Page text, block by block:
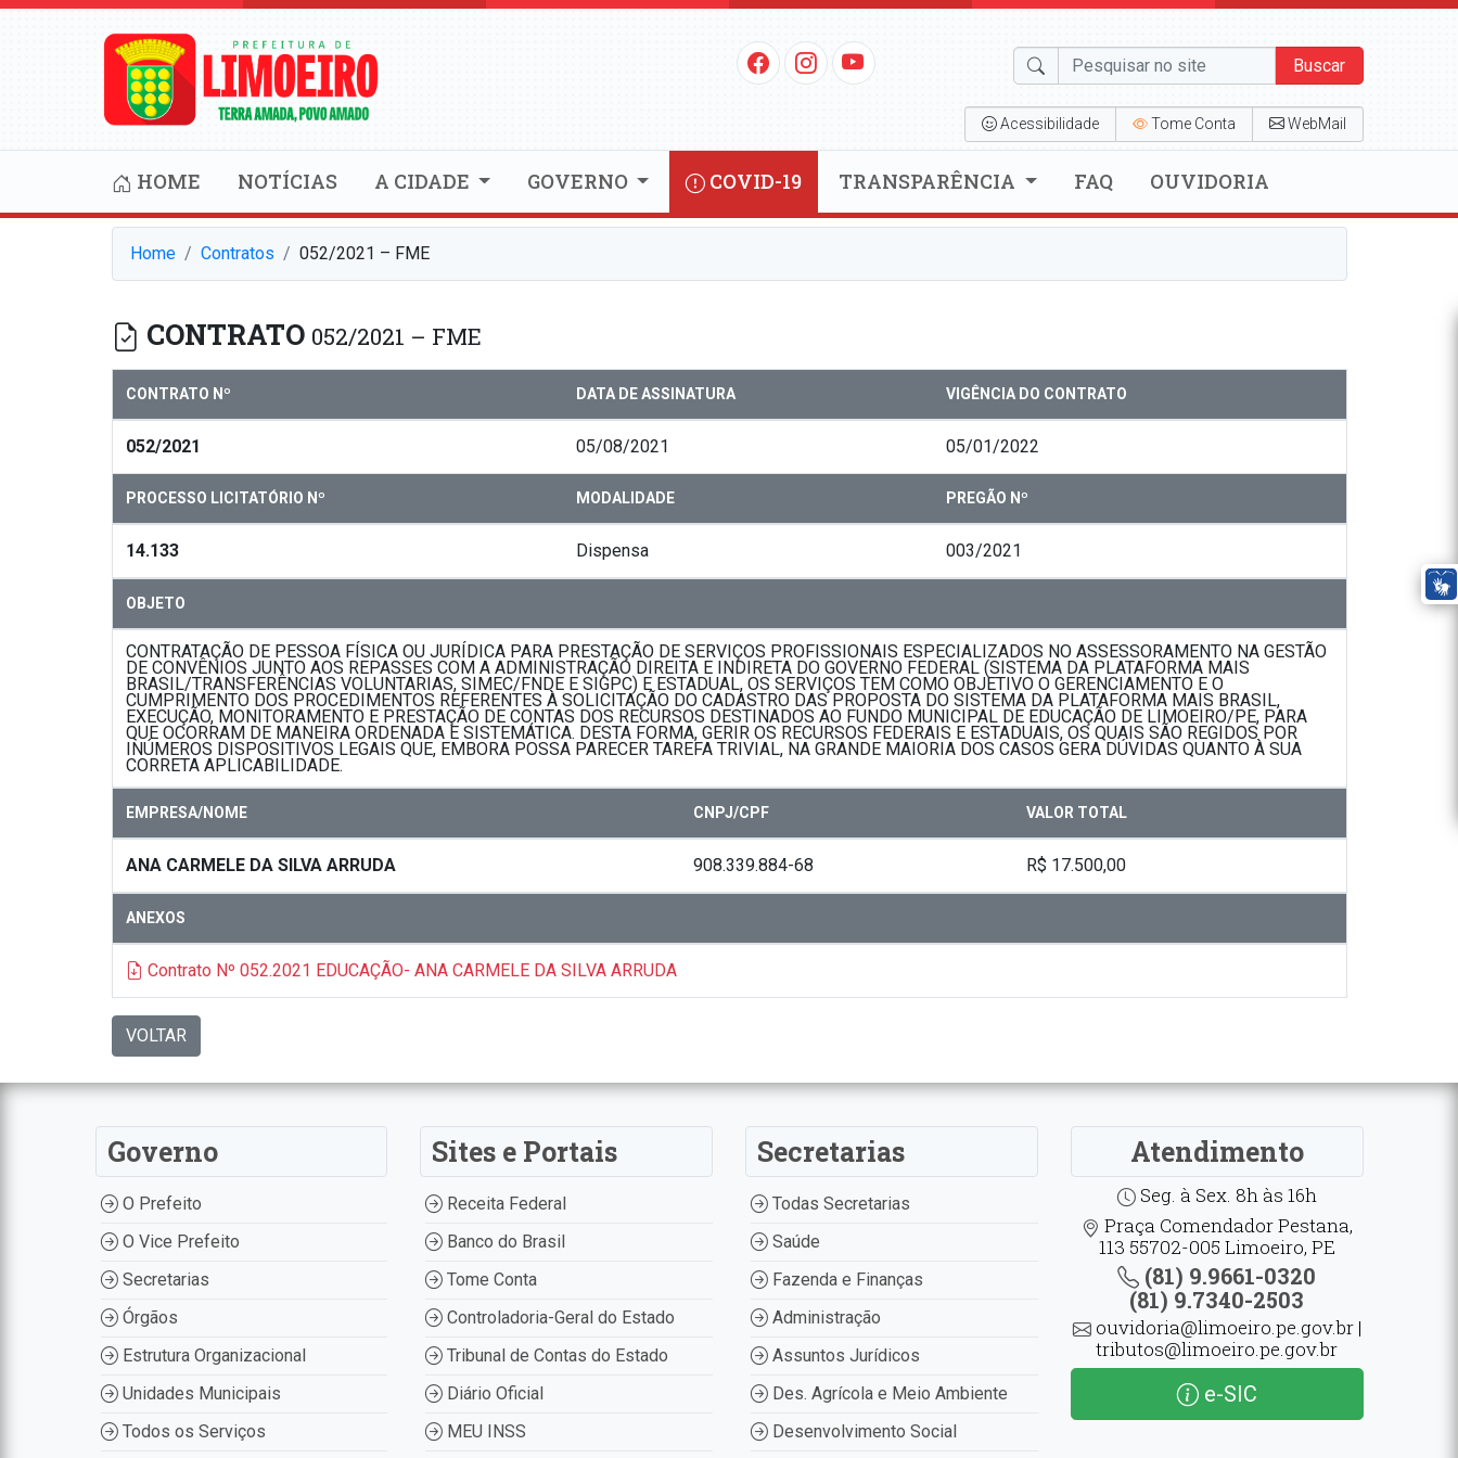
Buscar
Acessibilidade Tome Conta WebMail
HOME NOTÍCIAS A CIDADE GOVERNO COVID-19 TRANSPARÊNCIA FAQ OUVIDORIA
Home Contratos 052/2021 – FME
CONTRATO 052/2021 – FME
CONTRATO Nº DATA DE ASSINATURA VIGÊNCIA DO CONTRATO
052/2021 05/08/2021 05/01/2022
PROCESSO LICITATÓRIO Nº MODALIDADE PREGÃO Nº
14.133 Dispensa 003/2021
OBJETO
CONTRATAÇÃO DE PESSOA FÍSICA OU JURÍDICA PARA PRESTAÇÃO DE SERVIÇOS PROFISSIONAIS ESPECIALIZADOS NO ASSESSORAMENTO NA GESTÃO
DE CONVÊNIOS JUNTO AOS REPASSES COM A ADMINISTRAÇÃO DIREITA E INDIRETA DO GOVERNO FEDERAL (SISTEMA DA PLATAFORMA MAIS
BRASIL/TRANSFERÊNCIAS VOLUNTARIAS, SIMEC/FNDE E SIGPC) E ESTADUAL, OS SERVIÇOS TEM COMO OBJETIVO O GERENCIAMENTO E O
CUMPRIMENTO DOS PROCEDIMENTOS REFERENTES À SOLICITAÇÃO DO CADASTRO DAS PROPOSTA DO SISTEMA DA PLATAFORMA MAIS BRASIL,
EXECUÇÃO, MONITORAMENTO E PRESTAÇÃO DE CONTAS DOS RECURSOS DESTINADOS AO FUNDO MUNICIPAL DE EDUCAÇÃO DE LIMOEIRO/PE, PARA
QUE OCORRAM DE MANEIRA ORDENADA E SISTEMÁTICA. DESTA FORMA, GERIR OS RECURSOS FEDERAIS E ESTADUAIS, OS QUAIS SÃO REGIDOS POR
INÚMEROS DISPOSITIVOS LEGAIS QUE, EMBORA POSSA PARECER TAREFA TRIVIAL, NA GRANDE MAIORIA DOS CASOS GERA DÚVIDAS QUANTO À SUA
CORRETA APLICABILIDADE.
EMPRESA/NOME CNPJ/CPF VALOR TOTAL
ANA CARMELE DA SILVA ARRUDA 908.339.884-68 R$ 17.500,00
ANEXOS
Contrato Nº 052.2021 EDUCAÇÃO- ANA CARMELE DA SILVA ARRUDA
VOLTAR
Governo
O Prefeito
O Vice Prefeito
Secretarias
Órgãos
Estrutura Organizacional
Unidades Municipais
Todos os Serviços
Sites e Portais
Receita Federal
Banco do Brasil
Tome Conta
Controladoria-Geral do Estado
Tribunal de Contas do Estado
Diário Oficial
MEU INSS
Secretarias
Todas Secretarias
Saúde
Fazenda e Finanças
Administração
Assuntos Jurídicos
Des. Agrícola e Meio Ambiente
Desenvolvimento Social
Atendimento
Seg. à Sex. 8h às 16h
Praça Comendador Pestana,
113 55702-005 Limoeiro, PE
(81) 9.9661-0320
(81) 9.7340-2503
ouvidoria@limoeiro.pe.gov.br |
tributos@limoeiro.pe.gov.br
e-SIC